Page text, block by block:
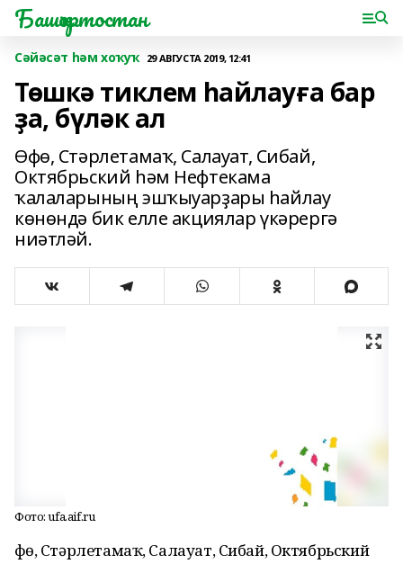
Башҡортостан
Сәйәсәт һәм хоҡуҡ 29 АВГУСТА 2019, 12:41
Төшкә тиклем һайлауға бар
ҙа, бүләк ал
Өфө, Стәрлетамаҡ, Салауат, Сибай,
Октябрьский һәм Нефтекама
ҡалаларының эшҡыуарҙары һайлау
көнөндә бик елле акциялар үкәрергә
ниәтләй.
Фото: ufa.aif.ru
Өфө, Стәрлетамаҡ, Салауат, Сибай, Октябрьский